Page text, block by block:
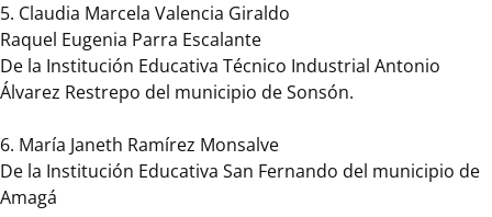
5. Claudia Marcela Valencia Giraldo
Raquel Eugenia Parra Escalante
De la Institución Educativa Técnico Industrial Antonio
Álvarez Restrepo del municipio de Sonsón.
6. María Janeth Ramírez Monsalve
De la Institución Educativa San Fernando del municipio de
Amagá
Vida,
para
exaltar
la
educativa
que
realizan